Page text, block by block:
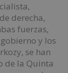
derecha,
fuerzas,
y los
se han
de la Quinta